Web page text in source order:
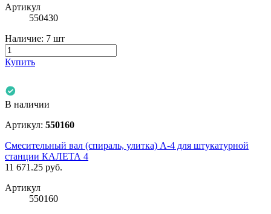
Артикул
550430
Наличие: 7 шт
Купить
В наличии
Артикул: 550160
Смесительный вал (спираль, улитка) А-4 для штукатурной
станции КАЛЕТА 4
11 671.25 руб.
Артикул
550160